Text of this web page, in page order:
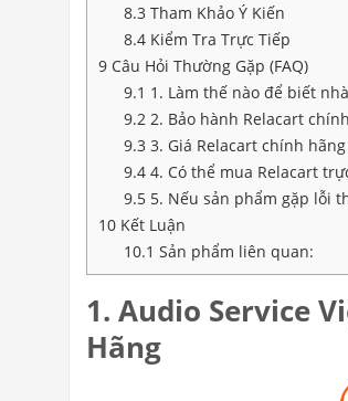
8.3Tham Khảo Ý Kiến
8.4Kiểm Tra Trực Tiếp
9 Câu Hỏi Thường Gặp (FAQ)
9.1 1. Làm thế nào để biết
9.2 2. Bảo hành Relacart
9.33. Giá Relacart chính
9.44. Có thể mua Relacart
9.55. Nếu sản phẩm gặp lỗi
10 Kết Luận
10.1 Sản phẩm liên quan:
1. Audio Service
Hãng